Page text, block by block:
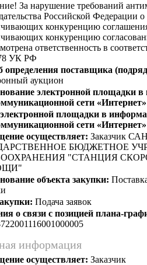
За нарушение требований
Российской Федерации о
конкуренцию
конкуренцию
ответственность в
УК РФ
определения поставщика
аукцион
электронной площадки
сети
площадки в
сети
осуществляет: Заказчик
БЮДЖЕТНОЕ
"СТАНЦИЯ
объекта закупки:
Подача заявок
о связи с позицией плана-
информация
осуществляет: Заказчик